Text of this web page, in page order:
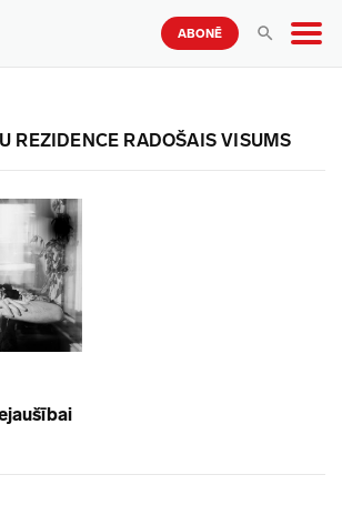
ABONĒ
REZIDENCE RADOŠAIS VISUMS